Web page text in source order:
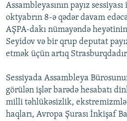
QANUNI DOĞRU
ARAŞDIRMA
MULTIMEDIA
FOTOQALEREYA
İNFOQRAFIKA
KARIKATURA
RADIO ARXIV
OXU ZALI
AZƏRBAYCAN ƏDƏBIYYATI KITABXANASI
İSLAM VƏ DEMOKRATIYA
HAQQIMIZDA
MISSIYAMIZ
PEŞƏ ETIKASI VƏ JURNALISTIKA
BIZI IZLƏ
Assambleyasının payız
oktyabrın 8-ə qədər davam
AŞPA-dakı nümayəndə
Seyidov və bir qrup deputat
etmək üçün artıq
Sessiyada Assambleya
görülən işlər barədə hesabatı
milli təhlükəsizlik,
haqları, Avropa Şurası İnkişaf